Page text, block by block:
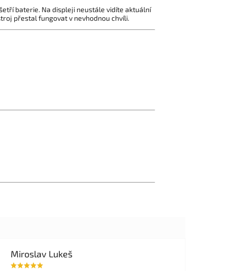
baterie. Na displeji neustále vidíte aktuální
přestal fungovat v nevhodnou chvíli.
Miroslav Lukeš